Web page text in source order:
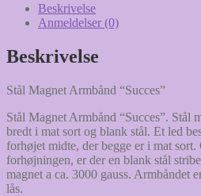
Beskrivelse
Anmeldelser (0)
Beskrivelse
Stål Magnet Armbånd “Succes”
Stål Magnet Armbånd “Succes”. Stål
bredt i mat sort og blank stål. Et led
forhøjet midte, der begge er i mat
forhøjningen, er der en blank stål
magnet a ca. 3000 gauss. Armbåndet
lås.